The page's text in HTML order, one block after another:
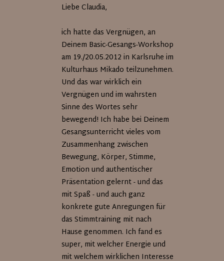
Liebe Claudia,
ich hatte das Vergnügen, an
Deinem Basic-Gesangs-Workshop
am 19./20.05.2012 in Karlsruhe im
Kulturhaus Mikado teilzunehmen.
Und das war wirklich ein
Vergnügen und im wahrsten
Sinne des Wortes sehr
bewegend! Ich habe bei Deinem
Gesangsunterricht vieles vom
Zusammenhang zwischen
Bewegung, Körper, Stimme,
Emotion und authentischer
Präsentation gelernt - und das
mit Spaß - und auch ganz
konkrete gute Anregungen für
das Stimmtraining mit nach
Hause genommen. Ich fand es
super, mit welcher Energie und
mit welchem wirklichen Interesse